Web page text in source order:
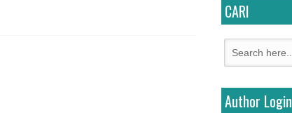
CARI
Author Login